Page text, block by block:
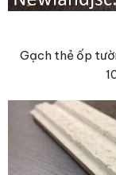
Gạch thẻ ốp